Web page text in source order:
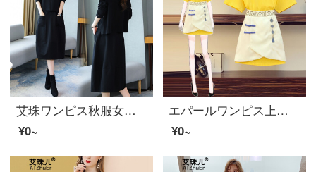
艾珠ワンピス秋服女性2020春秋女装韩版ファッションセンスが见せられます。
¥0~
エパールワンピス上品大サイズ女装太った妹夏ゆるいカバトップスと洋風で痩せて見える上半身スカートの2点セットセイントスカート画像色L
¥0~